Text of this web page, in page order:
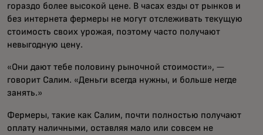
гораздо более высокой цене. В часах езды от рынков и
без интернета фермеры не могут отслеживать текущую
стоимость своих урожая, поэтому часто получают
невыгодную цену.
«Они дают тебе половину рыночной стоимости», —
говорит Салим. «Деньги всегда нужны, и больше негде
занять.»
Фермеры, такие как Салим, почти полностью получают
оплату наличными, оставляя мало или совсем не